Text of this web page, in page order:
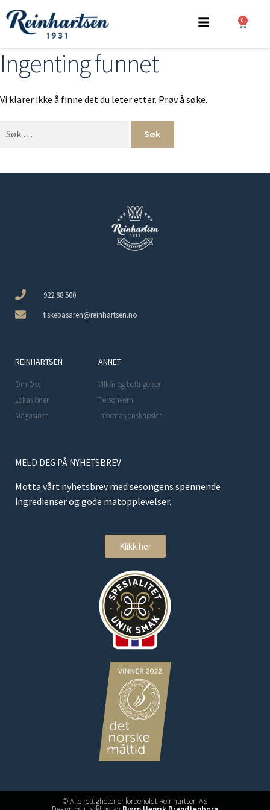
0
Ingenting funnet
Vi klarer ikke å finne det du leter etter. Prøv å søke.
922 88 500
fiskebasaren@reinhartsen.no
REINHARTSEN
Om Oss
Lokasjoner
Magasiner
ANNET
Vilkår og betingelser
Personvern
Informasjonskapsler
MELD DEG PÅ NYHETSBREV
Motta vårt nyhetsbrev med sesongens spennende
ingredienser og gode matopplevelser.
Klikk her
© Alle rettigheter er forbeholdt Reinhartsen AS